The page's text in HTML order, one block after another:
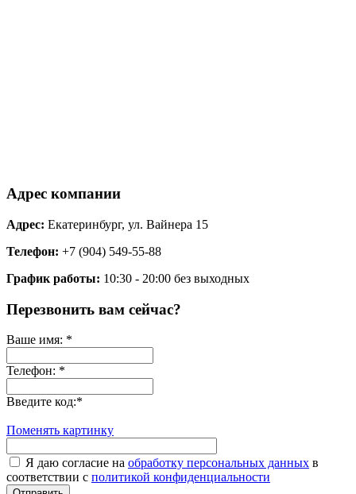
Адрес компании
Адрес: Екатеринбург, ул. Вайнера 15
Телефон: +7 (904) 549-55-88
График работы: 10:30 - 20:00 без выходных
Перезвонить вам сейчас?
Ваше имя: *
Телефон: *
Введите код:*
Поменять картинку
Я даю согласие на обработку персональных данных в
соответствии с политикой конфиденциальности